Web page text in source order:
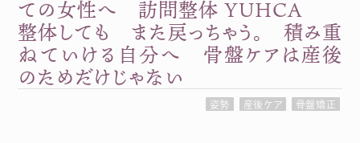
ての女性へ 訪問整体 YUHCA
整体しても また戻っちゃう。 積み重
ねていける自分へ 骨盤ケアは産後
のためだけじゃない
姿勢 産後ケア 骨盤矯正